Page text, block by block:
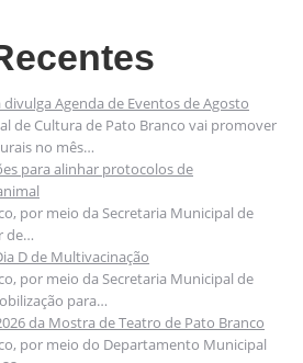
Agenda de Eventos de Agosto
de Cultura de Pato Branco vai promover
no mês…
para alinhar protocolos de
por meio da Secretaria Municipal de
de…
D de Multivacinação
por meio da Secretaria Municipal de
para…
da Mostra de Teatro de Pato Branco
por meio do Departamento Municipal